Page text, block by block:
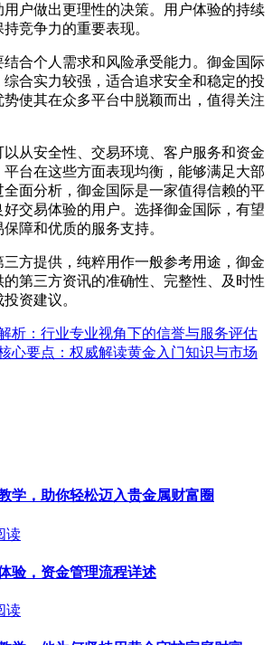
户做出更理性的决策。用户体验的持续
竞争力的重要表现。
合个人需求和风险承受能力。御金国际
合实力较强，适合追求安全和稳定的投
使其在众多平台中脱颖而出，值得关注
从安全性、交易环境、客户服务和资金
台在这些方面表现均衡，能够满足大部
面分析，御金国际是一家值得信赖的平
交易体验的用户。选择御金国际，有望
障和优质的服务支持。
三方提供，纯粹用作一般参考用途，御金
的第三方资讯的准确性、完整性、及时性
资建议。
析：行业专业视角下的信誉与服务评估
心要点：权威解读黄金入门知识与市场
学，助你轻松迈入贵金属财富圈
读
验，资金管理流程详述
读